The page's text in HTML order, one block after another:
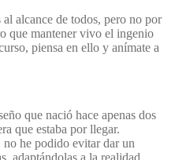
alcance de todos, pero no por
que mantener vivo el ingenio
piensa en ello y anímate a
que nació hace apenas dos
que estaba por llegar.
he podido evitar dar un
adaptándolas a la realidad